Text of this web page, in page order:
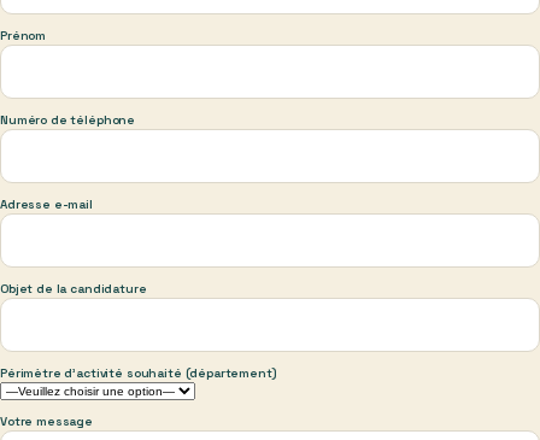
Prénom
Numéro de téléphone
Adresse e-mail
Objet de la candidature
Périmètre d'activité souhaité (département)
Votre message